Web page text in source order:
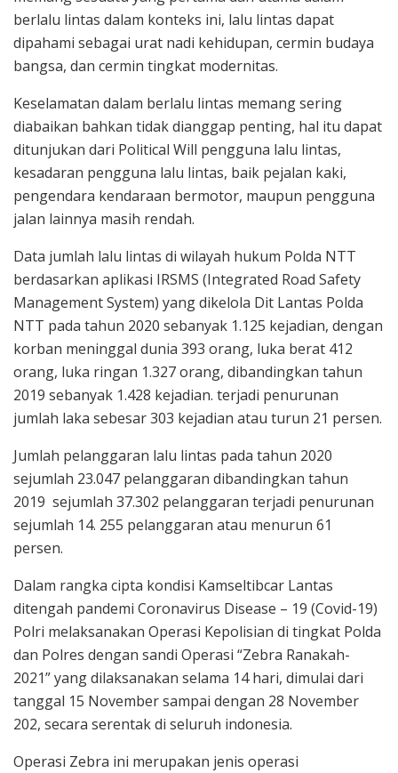
berlalu lintas dalam konteks ini, lalu lintas dapat
dipahami sebagai urat nadi kehidupan, cermin budaya
bangsa, dan cermin tingkat modernitas.
Keselamatan dalam berlalu lintas memang sering
diabaikan bahkan tidak dianggap penting, hal itu dapat
ditunjukan dari Political Will pengguna lalu lintas,
kesadaran pengguna lalu lintas, baik pejalan kaki,
pengendara kendaraan bermotor, maupun pengguna
jalan lainnya masih rendah.
Data jumlah lalu lintas di wilayah hukum Polda NTT
berdasarkan aplikasi IRSMS (Integrated Road Safety
Management System) yang dikelola Dit Lantas Polda
NTT pada tahun 2020 sebanyak 1.125 kejadian, dengan
korban meninggal dunia 393 orang, luka berat 412
orang, luka ringan 1.327 orang, dibandingkan tahun
2019 sebanyak 1.428 kejadian. terjadi penurunan
jumlah laka sebesar 303 kejadian atau turun 21 persen.
Jumlah pelanggaran lalu lintas pada tahun 2020
sejumlah 23.047 pelanggaran dibandingkan tahun
2019 sejumlah 37.302 pelanggaran terjadi penurunan
sejumlah 14. 255 pelanggaran atau menurun 61
persen.
Dalam rangka cipta kondisi Kamseltibcar Lantas
ditengah pandemi Coronavirus Disease – 19 (Covid-19)
Polri melaksanakan Operasi Kepolisian di tingkat Polda
dan Polres dengan sandi Operasi “Zebra Ranakah-
2021” yang dilaksanakan selama 14 hari, dimulai dari
tanggal 15 November sampai dengan 28 November
202, secara serentak di seluruh indonesia.
Operasi Zebra ini merupakan jenis operasi